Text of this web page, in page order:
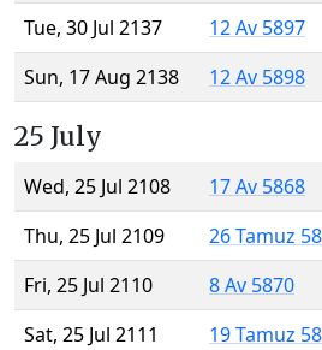
Tue, 30 Jul 2137
12 Av 5897
Sun, 17 Aug 2138
12 Av 5898
25 July
Wed, 25 Jul 2108
17 Av 5868
Thu, 25 Jul 2109
26 Tamuz
Fri, 25 Jul 2110
8 Av 5870
Sat, 25 Jul 2111
19 Tamuz